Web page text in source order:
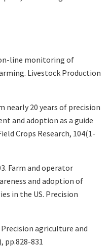
line monitoring of
Livestock Production
nearly 20 years of precision
and adoption as a guide
Crops Research, 104(1-
Farm and operator
and adoption of
in the US. Precision
Precision agriculture and
pp.828-831